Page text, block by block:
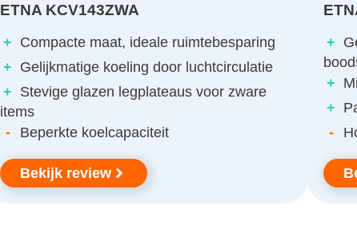
ETNA KCV143ZWA
+ Compacte maat, ideale ruimtebesparing
+ Gelijkmatige koeling door luchtcirculatie
+ Stevige glazen legplateaus voor zware
items
-
Beperkte koelcapaciteit
Bekijk review
+
+
+
-